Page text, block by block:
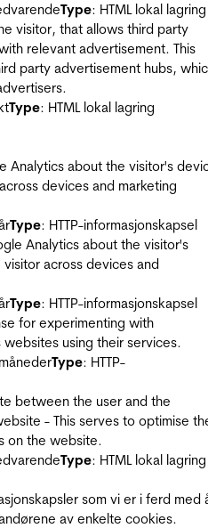
Type: HTML lokal lagring
visitor, that allows third party
relevant advertisement. This
party advertisement hubs,
Type: HTML lokal lagring
Analytics about the visitor's
devices and marketing
Type: HTTP-informasjonskapsel
Analytics about the visitor's
across devices and
Type: HTTP-informasjonskapsel
for experimenting with
using their services.
Type: HTTP-
between the user and the
- This serves to optimise
on the website.
Type: HTML lokal lagring
som vi er i ferd med
av enkelte cookies.